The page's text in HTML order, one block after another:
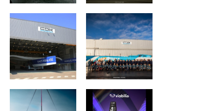
REALITES Planet
Warriors
Viabilis Océans